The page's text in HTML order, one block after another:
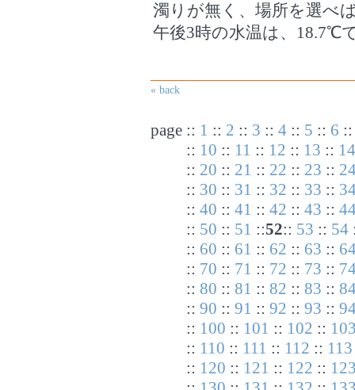
濁りが無く、場所を選べ
午後3時の水温は、18.7℃
« back
page :: 1 :: 2 :: 3 :: 4 :: 5 :: 6
:: 10 :: 11 :: 12 :: 13 :: 14
:: 20 :: 21 :: 22 :: 23 ::
:: 30 :: 31 :: 32 :: 33 ::
:: 40 :: 41 :: 42 :: 43 ::
:: 50 :: 51 ::52:: 53 :: 54
:: 60 :: 61 :: 62 :: 63 ::
:: 70 :: 71 :: 72 :: 73 ::
:: 80 :: 81 :: 82 :: 83 ::
:: 90 :: 91 :: 92 :: 93 ::
:: 100 :: 101 :: 102 ::
:: 110 :: 111 :: 112 :: 113
:: 120 :: 121 :: 122 ::